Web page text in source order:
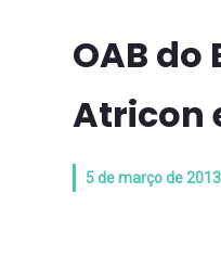
OAB
Atricon
5 de março de 2013